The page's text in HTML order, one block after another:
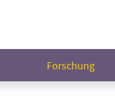
Forschung